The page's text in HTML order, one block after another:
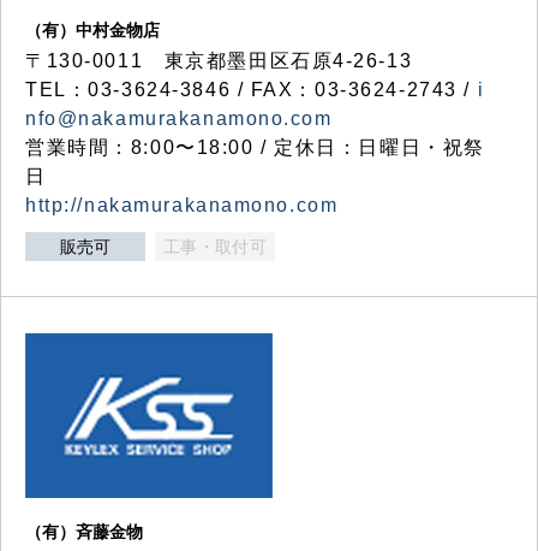
（有）中村金物店
〒130-0011 東京都墨田区石原4-26-13
TEL：03-3624-3846 / FAX：03-3624-2743 / i
nfo@nakamurakanamono.com
営業時間：8:00〜18:00 / 定休日：日曜日・祝祭
日
http://nakamurakanamono.com
販売可 工事・取付可
（有）斉藤金物